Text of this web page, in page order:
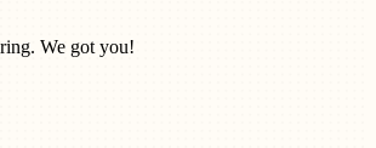
We got you!